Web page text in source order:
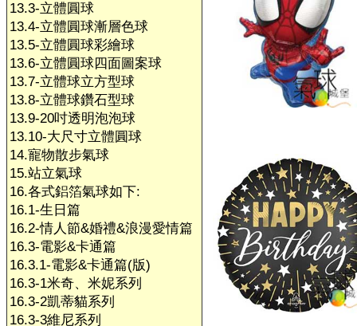
13.3-立體圓球
13.4-立體圓球漸層色球
13.5-立體圓球彩繪球
13.6-立體圓球四面圖案球
13.7-立體球立方型球
13.8-立體球鑽石型球
13.9-20吋透明泡泡球
13.10-大尺寸立體圓球
14.寵物散步氣球
15.站立氣球
16.各式鋁箔氣球如下:
16.1-生日篇
16.2-情人節&婚禮&浪漫愛情篇
16.3-電影&卡通篇
16.3.1-電影&卡通篇(版)
16.3-1米奇、米妮系列
16.3-2凱蒂貓系列
16.3-3維尼系列